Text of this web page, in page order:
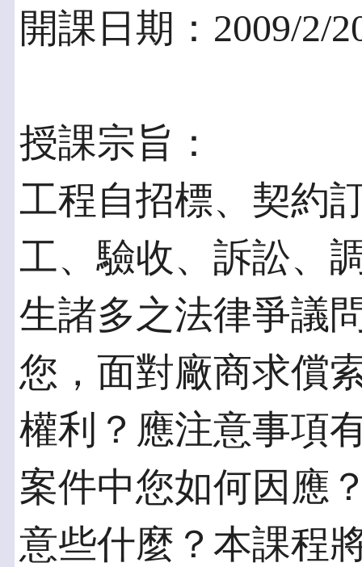
開課日期：2009/2/
授課宗旨：
工程自招標、契約
工、驗收、訴訟、
生諸多之法律爭議
您，面對廠商求償
權利？應注意事項
案件中您如何因應
意些什麼？本課程